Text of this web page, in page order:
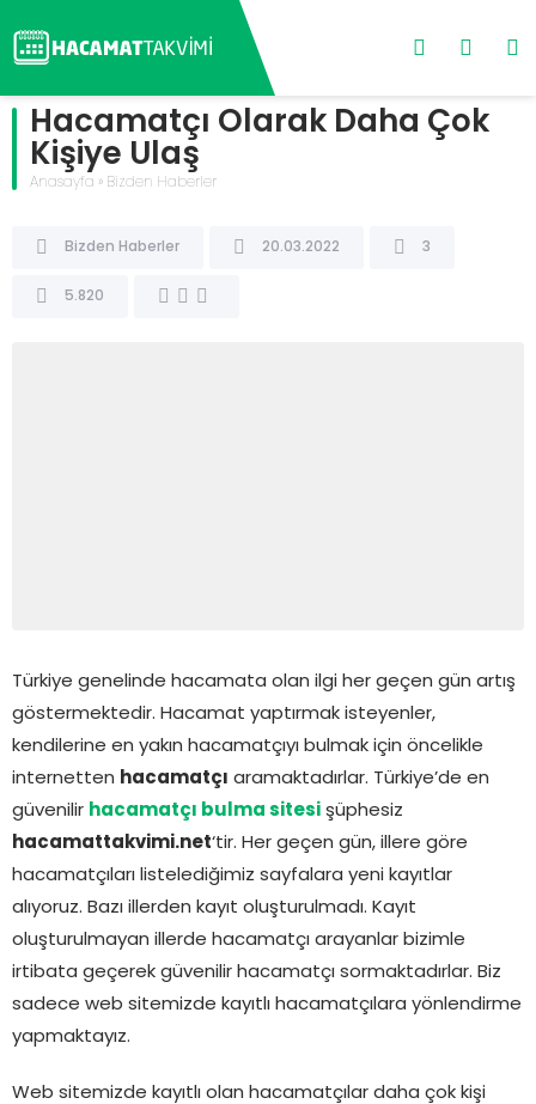
Hacamatçı Olarak Daha Çok
Kişiye Ulaş
Anasayfa » Bizden Haberler
Bizden Haberler 20.03.2022 3
5.820
Türkiye genelinde hacamata olan ilgi her geçen gün artış
göstermektedir. Hacamat yaptırmak isteyenler,
kendilerine en yakın hacamatçıyı bulmak için öncelikle
internetten hacamatçı aramaktadırlar. Türkiye’de en
güvenilir hacamatçı bulma sitesi şüphesiz
hacamattakvimi.net‘tir. Her geçen gün, illere göre
hacamatçıları listelediğimiz sayfalara yeni kayıtlar
alıyoruz. Bazı illerden kayıt oluşturulmadı. Kayıt
oluşturulmayan illerde hacamatçı arayanlar bizimle
irtibata geçerek güvenilir hacamatçı sormaktadırlar. Biz
sadece web sitemizde kayıtlı hacamatçılara yönlendirme
yapmaktayız.
Web sitemizde kayıtlı olan hacamatçılar daha çok kişi